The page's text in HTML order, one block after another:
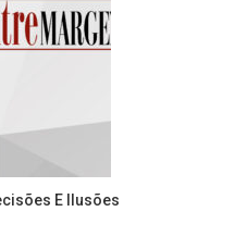
E Ilusões